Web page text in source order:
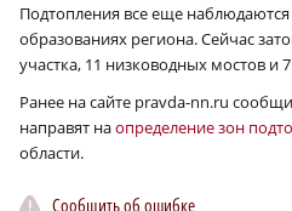
Подтопления все еще
образованиях региона. Сейчас
участка, 11 низководных мостов и
Ранее на сайте pravda-nn.ru
направят наопределение зон
области.
Сообщить об ошибке